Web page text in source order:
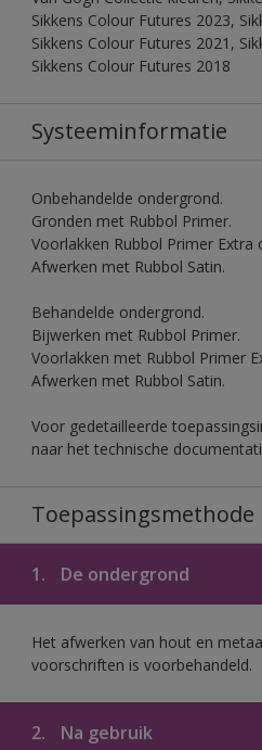
Sikkens Colour Futures 2023,
Sikkens Colour Futures 2021,
Sikkens Colour Futures 2018
Systeeminformatie
Onbehandelde ondergrond.
Gronden met Rubbol Primer.
Voorlakken Rubbol Primer Extra
Afwerken met Rubbol Satin.
Behandelde ondergrond.
Bijwerken met Rubbol Primer.
Voorlakken met Rubbol Primer
Afwerken met Rubbol Satin.
Voor gedetailleerde
naar het technische
Toepassingsmethode
1. De ondergrond
Het afwerken van hout en
voorschriften is voorbehandeld.
2. Na gebruik